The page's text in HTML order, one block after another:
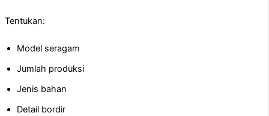
Tentukan:
Model seragam
Jumlah produksi
Jenis bahan
Detail bordir